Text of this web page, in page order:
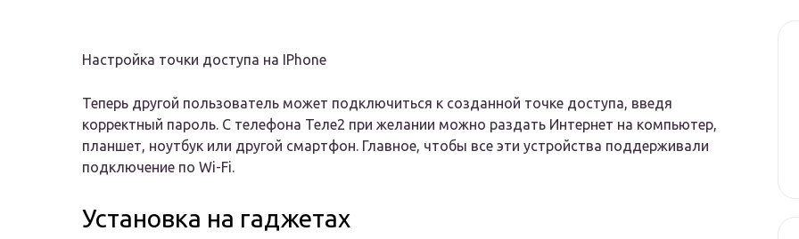
Настройка точки доступа на IPhone
Теперь другой пользователь может подключиться к созданной точке доступа, введя
корректный пароль. С телефона Теле2 при желании можно раздать Интернет на компьютер,
планшет, ноутбук или другой смартфон. Главное, чтобы все эти устройства поддерживали
подключение по Wi-Fi.
Установка на гаджетах